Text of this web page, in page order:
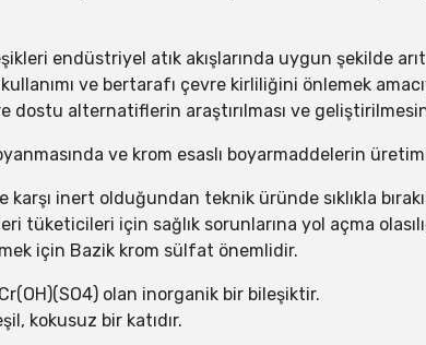
endüstriyel atık akışlarında uygun şekilde
ve bertarafı çevre kirliliğini önlemek
alternatiflerin araştırılması ve
ve krom esaslı boyarmaddelerin
inert olduğundan teknik üründe sıklıkla
tüketicileri için sağlık sorunlarına yol açma
için Bazik krom sülfat önemlidir.
olan inorganik bir bileşiktir.
kokusuz bir katıdır.